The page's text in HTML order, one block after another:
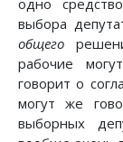
одно
выбора
общего
рабочие
говорит о
могут же
выборных